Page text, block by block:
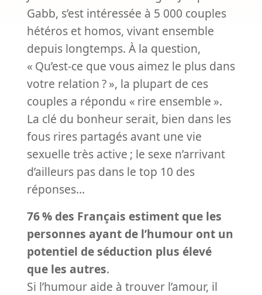
Gabb, s’est intéressée à 5 000 couples
hétéros et homos, vivant ensemble
depuis longtemps. À la question,
« Qu’est-ce que vous aimez le plus dans
votre relation?», la plupart de ces
couples a répondu « rire ensemble ».
La clé du bonheur serait, bien dans les
fous rires partagés avant une vie
sexuelle très active ; le sexe n’arrivant
d’ailleurs pas dans le top 10 des
réponses…
76% des Français estiment que les
personnes ayant de l’humour ont un
potentiel de séduction plus élevé
que les autres.
Si l’humour aide à trouver l’amour, il